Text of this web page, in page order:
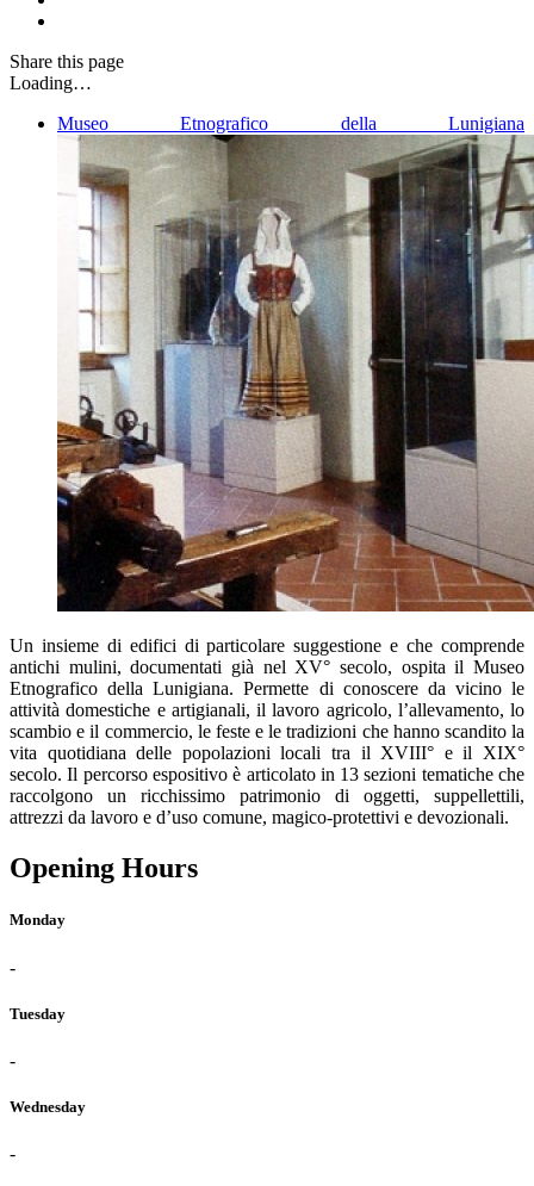
Share this page
Loading…
Museo Etnografico della Lunigiana
Un insieme di edifici di particolare suggestione e che comprende
antichi mulini, documentati già nel XV° secolo, ospita il Museo
Etnografico della Lunigiana. Permette di conoscere da vicino le
attività domestiche e artigianali, il lavoro agricolo, l’allevamento, lo
scambio e il commercio, le feste e le tradizioni che hanno scandito la
vita quotidiana delle popolazioni locali tra il XVIII° e il XIX°
secolo. Il percorso espositivo è articolato in 13 sezioni tematiche che
raccolgono un ricchissimo patrimonio di oggetti, suppellettili,
attrezzi da lavoro e d’uso comune, magico-protettivi e devozionali.
Opening Hours
Monday
-
Tuesday
-
Wednesday
-